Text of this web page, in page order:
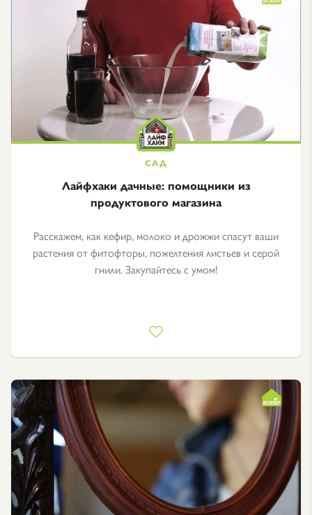
Лайфхаки дачные: помощники из
продуктового магазина
Расскажем, как кефир, молоко и дрожжи спасут ваши
растения от фитофторы, пожелтения листьев и серой
гнили. Закупайтесь с умом!